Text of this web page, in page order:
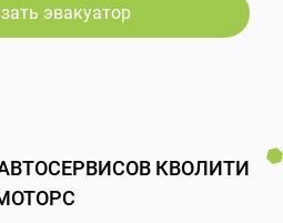
эвакуатор
КВОЛИТИ